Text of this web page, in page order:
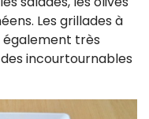
Les grillades à
également très
incourtournables